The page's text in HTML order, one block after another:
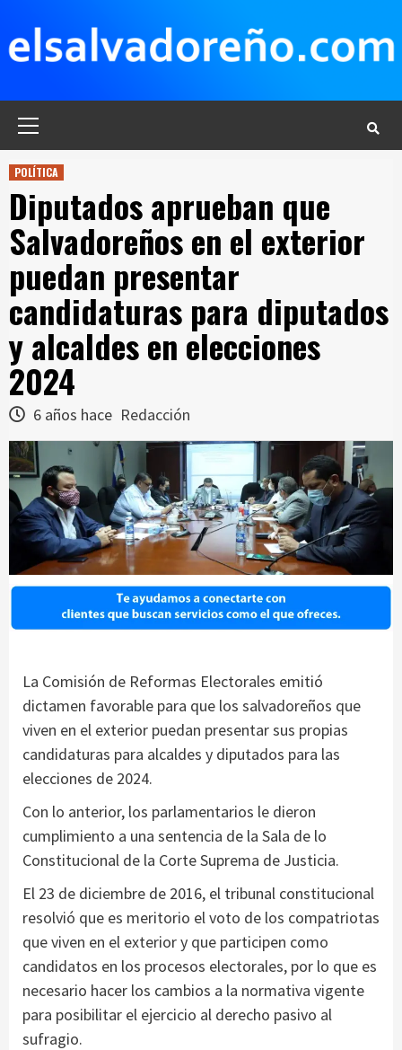
contenido
POLÍTICA
Diputados aprueban que
Salvadoreños en el exterior
puedan presentar
candidaturas para diputados
y alcaldes en elecciones
2024
6 años hace Redacción
La Comisión de Reformas Electorales emitió
dictamen favorable para que los salvadoreños que
viven en el exterior puedan presentar sus propias
candidaturas para alcaldes y diputados para las
elecciones de 2024.
Con lo anterior, los parlamentarios le dieron
cumplimiento a una sentencia de la Sala de lo
Constitucional de la Corte Suprema de Justicia.
El 23 de diciembre de 2016, el tribunal constitucional
resolvió que es meritorio el voto de los compatriotas
que viven en el exterior y que participen como
candidatos en los procesos electorales, por lo que es
necesario hacer los cambios a la normativa vigente
para posibilitar el ejercicio al derecho pasivo al
sufragio.